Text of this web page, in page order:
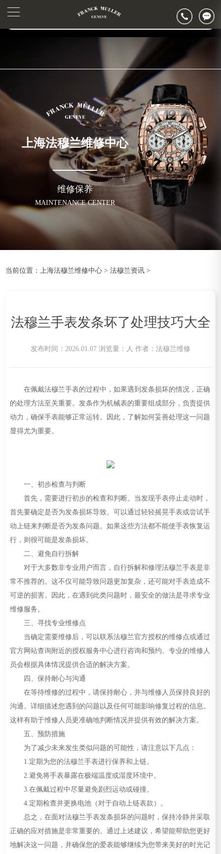
▲
▼
2026年6月法穆兰售后服务中心最新网点地址：
上海市徐汇区虹桥路3号港汇中心写字楼2座37层3705室（需提前预约）
上海市黄浦区南京东路299号宏伊国际广场写字楼8层806室法穆兰售后服务中心（需提前预约）
上海法穆兰维修中心
维修保养
MAINTENANCE CENTER
当前位置： 上海法穆兰维修中心 >法穆兰资讯 >
法穆兰手表发条坏了处理技巧大全
发布时间：2026.01.07 浏览量： 人 作者：法穆兰维修
在佩戴法穆兰手表的过程中，如果遇到发条损坏的情况，正确
的处理方法至关重要。发条作为机械表的重要组成部分，负责提供
动力，确保手表能够正常运转。因此，了解如何妥善处理这一问题
显得尤为重要。
一、初步检查与判断
首先，需要进行初步的检查和判断。当发现手表停止走动时，
首先要确定是否为发条损坏导致。可以通过轻轻摇晃手表或尝试手
动上链来判断是否为发条问题。如果这些方法都不能使手表恢复运
行，则很可能是发条损坏。
二、避免自行拆解
对于大多数非专业用户而言，自行拆解和修理法穆兰手表是非
常不推荐的。这不仅可能导致问题更加复杂，还可能对手表造成不
可逆的损害。因此，在遇到此类问题时，最安全的做法是寻求专业
维修服务。
三、寻找专业维修点
当确定需要维修后，可以联系法穆兰官方授权的维修点或通过
官方网站查询附近的授权服务中心进行咨询和预约。专业的维修人
员会根据具体情况提供合适的解决方案。
四、保持耐心与沟通
在等待维修的过程中，请保持耐心，并与维修人员保持良好的
沟通。详细描述您遇到的问题以及任何可能影响修复过程的信息。
这样有助于维修人员更准确地判断情况并提供有效的解决方案。
五、预防措施
为了减少未来发生类似问题的可能性，请注意以下几点：
1.定期为您的法穆兰手表进行保养和上链。
2.避免将手表暴露在极端温度或湿度环境中。
3.在佩戴过程中尽量避免剧烈运动或碰撞。
4.定期检查并更换电池（对于自动上链表款）。
总之，在面对法穆兰手表发条损坏的问题时，保持冷静并采取
正确的应对措施是非常重要的。通过上述建议，希望能帮助您更好
地解决这一问题，并确保您的爱表能够继续为您带来美好的时光记